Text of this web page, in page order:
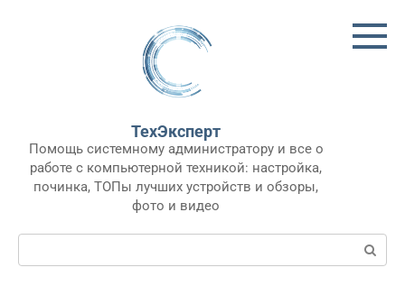
ТехЭксперт
Помощь системному администратору и все о
работе с компьютерной техникой: настройка,
починка, ТОПы лучших устройств и обзоры,
фото и видео
Поиск: